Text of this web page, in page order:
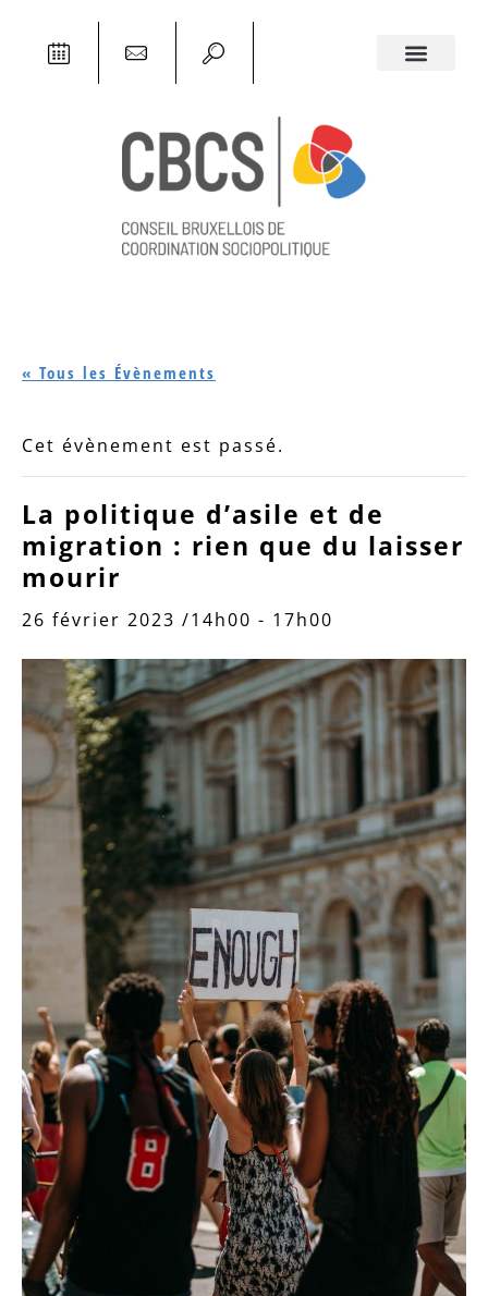
« Tous les Évènements
Cet évènement est passé.
La politique d’asile et de
migration : rien que du laisser
mourir
26 février 2023 /14h00 - 17h00